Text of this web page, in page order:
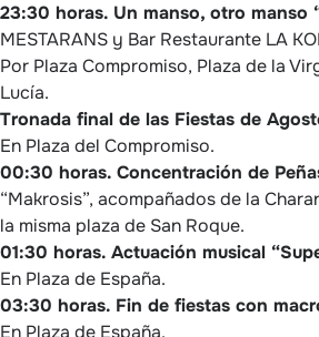
23:30 horas. Un manso, otro manso
MESTARANS y Bar Restaurante LA
Por Plaza Compromiso, Plaza de la
Lucía.
Tronada final de las Fiestas de
En Plaza del Compromiso.
00:30 horas. Concentración de
“Makrosis”, acompañados de la
la misma plaza de San Roque.
01:30 horas. Actuación musical
En Plaza de España.
03:30 horas. Fin de fiestas con
En Plaza de España.